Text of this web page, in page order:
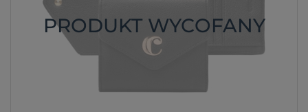
PRODUKT WYCOFANY